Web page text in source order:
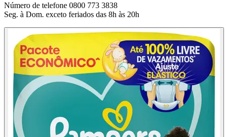
Número de telefone 0800 773 3838
Seg. à Dom. exceto feriados das 8h às 20h